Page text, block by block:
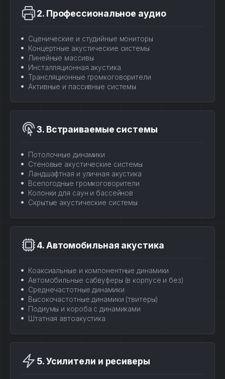
2. Профессиональное аудио
Сценические и студийные мониторы
Концертные акустические системы
Линейные массивы
Инсталляционная акустика
Трансляционные громкоговорители
Активные и пассивные системы
3. Встраиваемые системы
Потолочные динамики
Стеновые акустические системы
Ландшафтная и уличная акустика
Всепогодные громкоговорители
Колонки для саун и бассейнов
Скрытые акустические системы
4. Автомобильная акустика
Коаксиальные и компонентные динамики
Автомобильные сабвуферы (в корпусе и без)
Среднечастотные динамики
Высокочастотные динамики (твитеры)
Подиумы и короба с динамиками
Штатная автоакустика
5. Усилители и ресиверы